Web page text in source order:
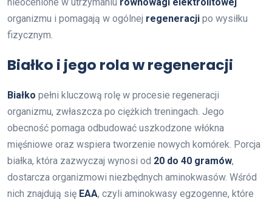
organizmu i pomagają w ogólnej regeneracji po wysiłku
fizycznym.
Białko i jego rola w regeneracji
Białko pełni kluczową rolę w procesie regeneracji
organizmu, zwłaszcza po ciężkich treningach. Jego
obecność pomaga odbudować uszkodzone włókna
mięśniowe oraz wspiera tworzenie nowych komórek. Porcja
białka, która zazwyczaj wynosi od 20 do 40 gramów,
dostarcza organizmowi niezbędnych aminokwasów. Wśród
nich znajdują się EAA, czyli aminokwasy egzogenne, które